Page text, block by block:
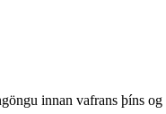
innan vafrans þíns